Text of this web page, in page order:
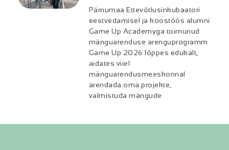
Pärnumaa Ettevõtlusinkubaatori
eestvedamisel ja koostöös alumni
Game Up Academyga toimunud
mänguarenduse arenguprogramm
Game Up 2026 lõppes edukalt,
aidates viiel
mänguarendusmeeskonnal
arendada oma projekte,
valmistuda mängude